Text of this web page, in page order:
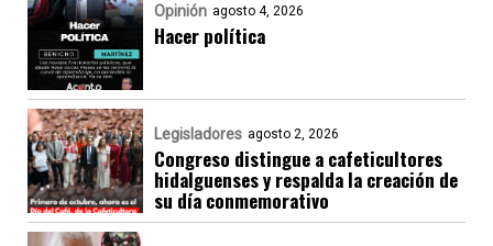
Opinión agosto 4, 2026
Hacer política
Legisladores agosto 2, 2026
Congreso distingue a cafeticultores
hidalguenses y respalda la creación de
su día conmemorativo